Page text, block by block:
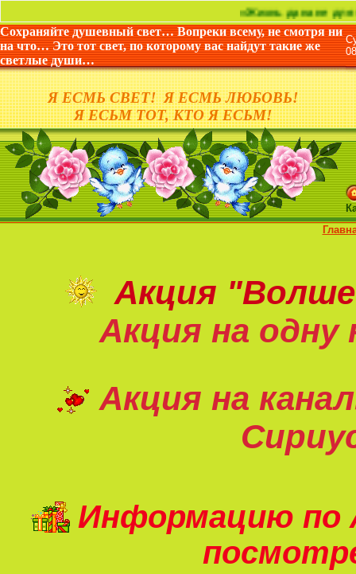
«Жизнь дана не для того,
Сохраняйте душевный свет… Вопреки всему, не смотря ни
на что… Это тот свет, по которому вас найдут такие же
светлые души…
Я ЕСМЬ СВЕТ! Я ЕСМЬ ЛЮБОВЬ!
Я ЕСЬМ ТОТ, КТО Я ЕСЬМ!
Акция
Акция на одну
Акция на
Информацию по